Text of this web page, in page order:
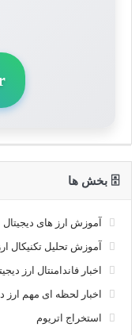
🗄 بخش ها
آموزش ارز های دیجیتال
آموزش تحلیل تکنیکال
اخبار فاندامنتال ارز
اخبار لحظه ای مهم ارز
استخراج اتریوم